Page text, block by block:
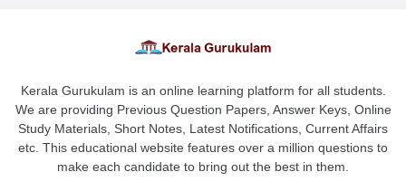
Kerala Gurukulam is an online learning platform for all students.
We are providing Previous Question Papers, Answer Keys, Online
Study Materials, Short Notes, Latest Notifications, Current Affairs
etc. This educational website features over a million questions to
make each candidate to bring out the best in them.